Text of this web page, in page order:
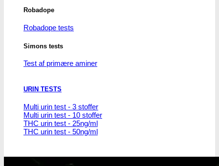
Robadope
Robadope tests
Simons tests
Test af primære aminer
URIN TESTS
Multi urin test - 3 stoffer
Multi urin test - 10 stoffer
THC urin test - 25ng/ml
THC urin test - 50ng/ml